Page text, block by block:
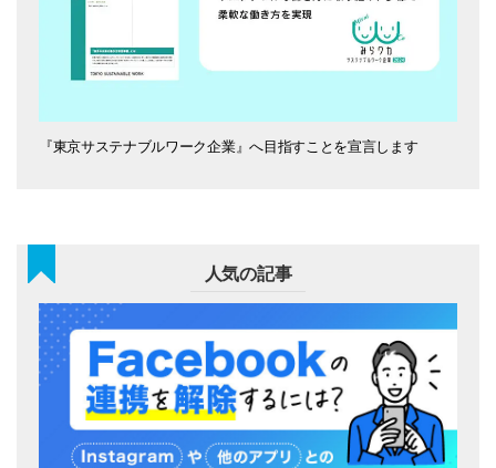
『東京サステナブルワーク企業』へ目指すことを宣言します
人気の記事